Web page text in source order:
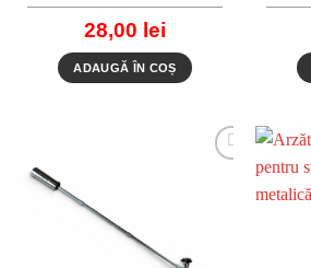
28,00 lei
ADAUGĂ ÎN COȘ